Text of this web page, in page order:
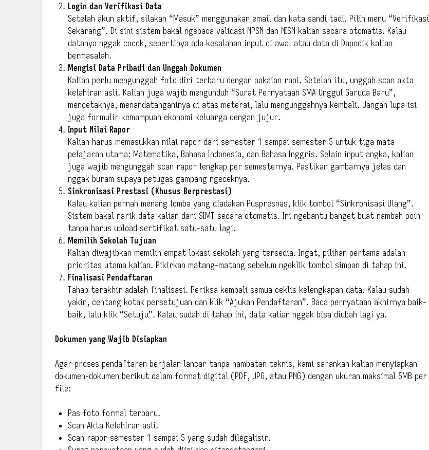
Login dan Verifikasi Data
Setelah akun aktif, silakan “Masuk” menggunakan email dan kata sandi tadi. Pilih menu “Verifikasi
Sekarang”. Di sini sistem bakal ngebaca validasi NPSN dan NISN kalian secara otomatis. Kalau
datanya nggak cocok, sepertinya ada kesalahan input di awal atau data di Dapodik kalian
bermasalah.
Mengisi Data Pribadi dan Unggah Dokumen
Kalian perlu mengunggah foto diri terbaru dengan pakaian rapi. Setelah itu, unggah scan akta
kelahiran asli. Kalian juga wajib mengunduh “Surat Pernyataan SMA Unggul Garuda Baru”,
mencetaknya, menandatanganinya di atas meterai, lalu mengunggahnya kembali. Jangan lupa isi
juga formulir kemampuan ekonomi keluarga dengan jujur.
Input Nilai Rapor
Kalian harus memasukkan nilai rapor dari semester 1 sampai semester 5 untuk tiga mata
pelajaran utama: Matematika, Bahasa Indonesia, dan Bahasa Inggris. Selain input angka, kalian
juga wajib mengunggah scan rapor lengkap per semesternya. Pastikan gambarnya jelas dan
nggak buram supaya petugas gampang ngeceknya.
Sinkronisasi Prestasi (Khusus Berprestasi)
Kalau kalian pernah menang lomba yang diadakan Puspresnas, klik tombol “Sinkronisasi Ulang”.
Sistem bakal narik data kalian dari SIMT secara otomatis. Ini ngebantu banget buat nambah poin
tanpa harus upload sertifikat satu-satu lagi.
Memilih Sekolah Tujuan
Kalian diwajibkan memilih empat lokasi sekolah yang tersedia. Ingat, pilihan pertama adalah
prioritas utama kalian. Pikirkan matang-matang sebelum ngeklik tombol simpan di tahap ini.
Finalisasi Pendaftaran
Tahap terakhir adalah finalisasi. Periksa kembali semua ceklis kelengkapan data. Kalau sudah
yakin, centang kotak persetujuan dan klik “Ajukan Pendaftaran”. Baca pernyataan akhirnya baik-
baik, lalu klik “Setuju”. Kalau sudah di tahap ini, data kalian nggak bisa diubah lagi ya.
Dokumen yang Wajib Disiapkan
Agar proses pendaftaran berjalan lancar tanpa hambatan teknis, kami sarankan kalian menyiapkan
dokumen-dokumen berikut dalam format digital (PDF, JPG, atau PNG) dengan ukuran maksimal 5MB per
file:
Pas foto formal terbaru.
Scan Akta Kelahiran asli.
Scan rapor semester 1 sampai 5 yang sudah dilegalisir.